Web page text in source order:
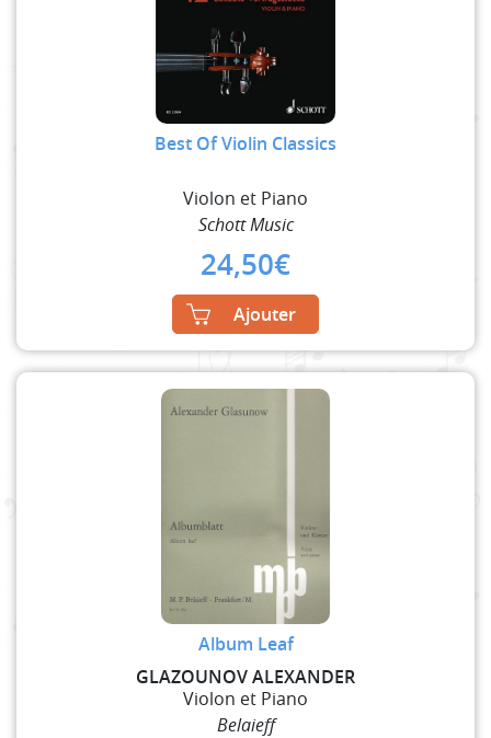
Best Of Violin Classics
Violon et Piano
Schott Music
24,50€
Ajouter
Album Leaf
GLAZOUNOV ALEXANDER
Violon et Piano
Belaieff